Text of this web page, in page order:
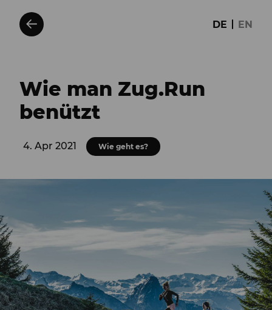
DE EN
Wie man Zug.Run
benützt
4. Apr 2021 Wie geht es?